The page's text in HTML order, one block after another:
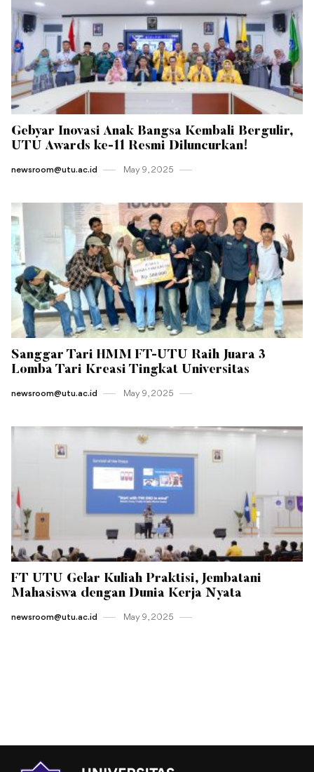
Gebyar Inovasi Anak Bangsa Kembali Bergulir,
UTU Awards ke-11 Resmi Diluncurkan!
newsroom@utu.ac.id May 9 , 2025
Sanggar Tari HMM FT-UTU Raih Juara 3
Lomba Tari Kreasi Tingkat Universitas
newsroom@utu.ac.id May 9 , 2025
FT UTU Gelar Kuliah Praktisi, Jembatani
Mahasiswa dengan Dunia Kerja Nyata
newsroom@utu.ac.id May 9 , 2025